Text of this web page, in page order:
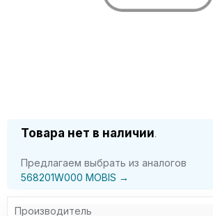
Товара нет в наличии.
Предлагаем выбрать из аналогов
568201W000 MOBIS →
Производитель